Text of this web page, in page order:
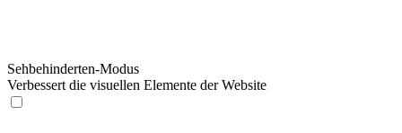
Sehbehinderten-Modus
Verbessert die visuellen Elemente der Website